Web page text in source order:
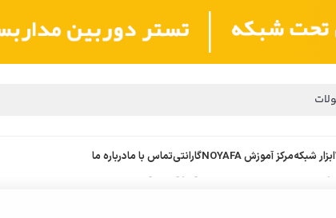
ابزار شبکهمرکز آموزش NOYAFA گارانتیتماس با مادرباره ما